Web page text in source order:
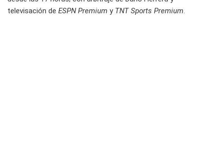
televisación de ESPN Premium yTNT Sports Premium.